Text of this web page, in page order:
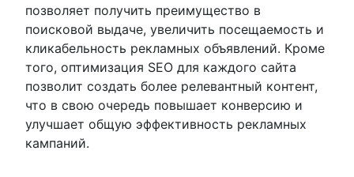
позволяет получить преимущество в
поисковой выдаче, увеличить посещаемость и
кликабельность рекламных объявлений. Кроме
того, оптимизация SEO для каждого сайта
позволит создать более релевантный контент,
что в свою очередь повышает конверсию и
улучшает общую эффективность рекламных
кампаний.